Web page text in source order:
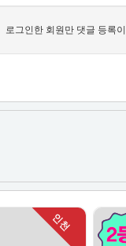
로그인한 회원만 댓글 등록
인천